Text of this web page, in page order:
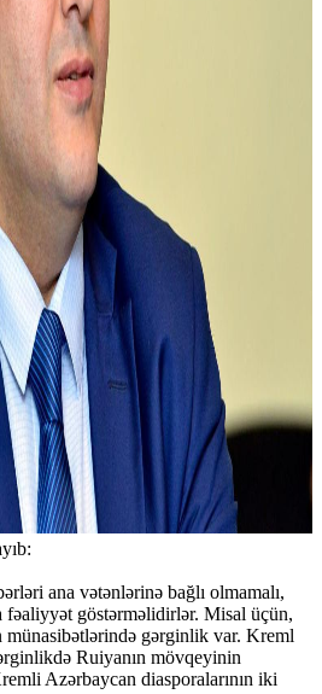
ana vətənlərinə bağlı olmamalı,
fəaliyyət göstərməlidirlər. Misal üçün,
münasibətlərində gərginlik var. Kreml
Ruiyanın mövqeyinin
Azərbaycan diasporalarının iki